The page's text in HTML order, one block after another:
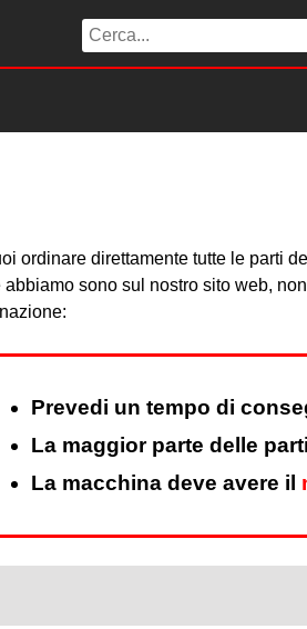
ordinare direttamente tutte le parti
sono sul nostro sito web,
Prevedi un tempo di
La maggior parte delle parti
La macchina deve avere il